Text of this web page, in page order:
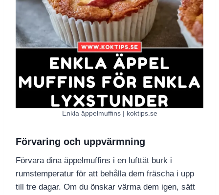
Enkla äppelmuffins | koktips.se
Förvaring och uppvärmning
Förvara dina äppelmuffins i en lufttät burk i
rumstemperatur för att behålla dem fräscha i upp
till tre dagar. Om du önskar värma dem igen, sätt